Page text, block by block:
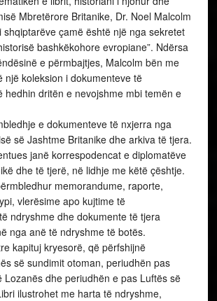
Mbretërore Britanike, Dr. Noel Malcolm
shqiptarëve çamë është një nga sekretet
bashkëkohore evropiane”. Ndërsa
e përmbajtjes, Malcolm bën me
një koleksion i dokumenteve të
hedhin dritën e nevojshme mbi temën e
e dokumenteve të nxjerra nga
së Jashtme Britanike dhe arkiva të tjera.
janë korrespodencat e diplomatëve
dhe të tjerë, në lidhje me këtë çështje.
memorandume, raporte,
vlerësime apo kujtime të
ndryshme dhe dokumente të tjera
nga anë të ndryshme të botës.
kapituj kryesorë, që përfshijnë
së sundimit otoman, periudhën pas
Lozanës dhe periudhën e pas Luftës së
ilustrohet me harta të ndryshme,